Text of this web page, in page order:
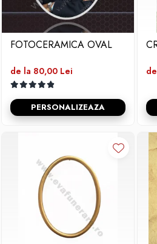
FOTOCERAMICA OVAL
de la 80,00 Lei
PERSONALIZEAZA